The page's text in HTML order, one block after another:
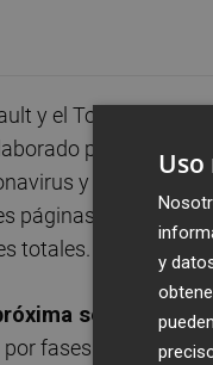
y el Toyota
por la
y ligadas a la
páginas webs,
totales.
semana,
fases de la crisis
Uso
y